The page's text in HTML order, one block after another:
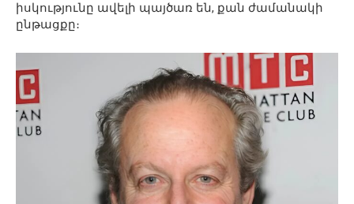
իսկությունը ավելի պայծառ են, քան ժամանակի
ընթացքը։